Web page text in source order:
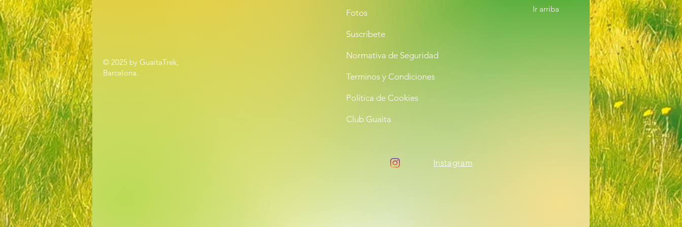
© 2025 by GuaitaTrek,
Barcelona.
Fotos
Suscríbete
Normativa de Seguridad
Terminos y Condiciones
Política de Cookies
Club Guaita
Ir arriba
Instagram